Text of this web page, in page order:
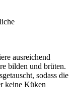
ausreichend
bilden und brüten.
sodass die
keine Küken